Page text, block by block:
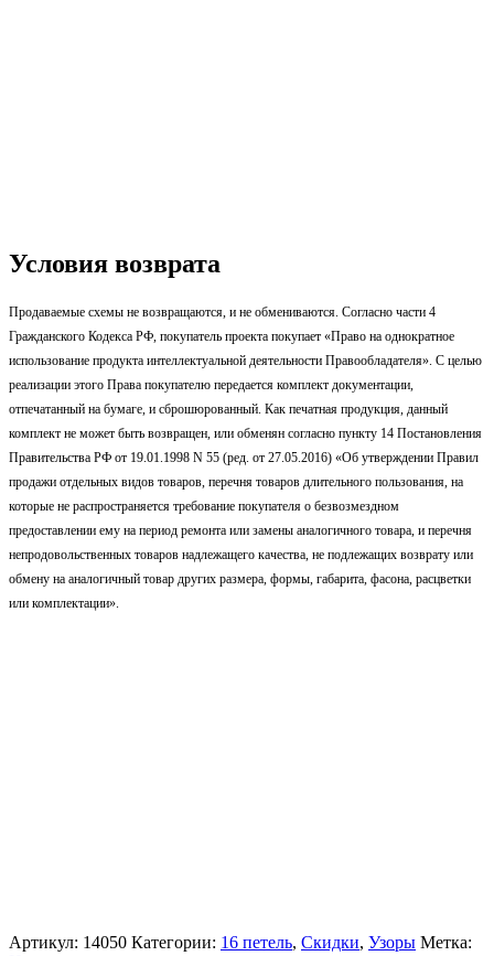
Условия возврата
Продаваемые схемы не возвращаются, и не обмениваются. Согласно части 4
Гражданского Кодекса РФ, покупатель проекта покупает «Право на однократное
использование продукта интеллектуальной деятельности Правообладателя». С целью
реализации этого Права покупателю передается комплект документации,
отпечатанный на бумаге, и сброшюрованный. Как печатная продукция, данный
комплект не может быть возвращен, или обменян согласно пункту 14 Постановления
Правительства РФ от 19.01.1998 N 55 (ред. от 27.05.2016) «Об утверждении Правил
продажи отдельных видов товаров, перечня товаров длительного пользования, на
которые не распространяется требование покупателя о безвозмездном
предоставлении ему на период ремонта или замены аналогичного товара, и перечня
непродовольственных товаров надлежащего качества, не подлежащих возврату или
обмену на аналогичный товар других размера, формы, габарита, фасона, расцветки
или комплектации».
Артикул: 14050 Категории: 16 петель, Скидки, Узоры Метка: